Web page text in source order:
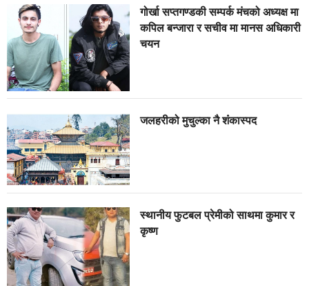
गोर्खा सप्तगण्डकी सम्पर्क मंचको अध्यक्ष मा
कपिल बन्जारा र सचीव मा मानस अधिकारी
चयन
जलहरीको मुचुल्का नै शंंकास्पद
स्थानीय फुटबल प्रेमीको साथमा कुमार र
कृष्ण